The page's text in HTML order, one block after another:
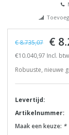
€ 8.735,07 €
€10.040,97 Incl. btw
Robuuste, nieuwe
Levertijd:
Artikelnummer:
Maak een keuze: *